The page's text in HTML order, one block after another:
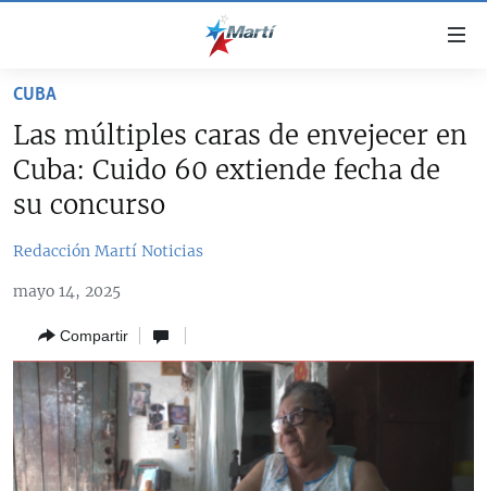
accesibilidad
contenido
principal
navegación
principal
búsqueda
CUBA
SOBRE CUBA
DEPORTES
ARTE Y ENTRETENIMIENTO
OPINIÓN GRÁFICA
AUDIOVISUALES MARTÍ
CUBA
Las múltiples caras de envejecer en
Cuba: Cuido 60 extiende fecha de
su concurso
Redacción Martí Noticias
mayo 14, 2025
Compartir